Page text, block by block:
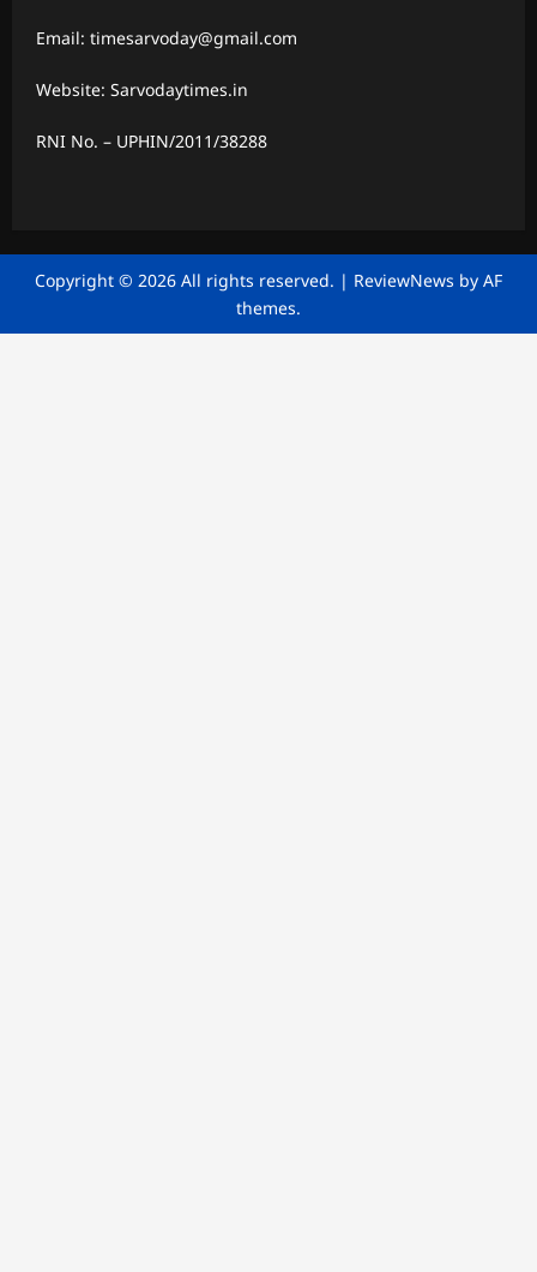
Email: timesarvoday@gmail.com
Website: Sarvodaytimes.in
RNI No. – UPHIN/2011/38288
Copyright © 2026 All rights reserved. | ReviewNews by AF
themes.